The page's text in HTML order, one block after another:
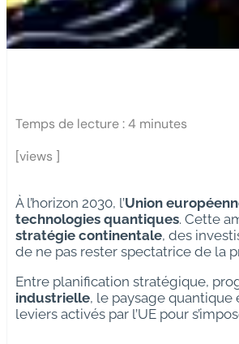
Temps de lecture :4 minutes
[views ]
À l’horizon 2030, l’Union
technologies quantiques. Cette
stratégie continentale, des
de ne pas rester spectatrice de la
Entre planification stratégique,
industrielle, le paysage
leviers activés par l’UE pour